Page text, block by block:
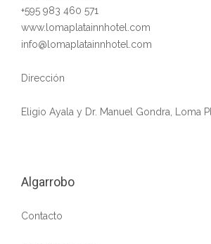
+595 983 460 571
www.lomaplatainnhotel.com
info@lomaplatainnhotel.com
Dirección
Eligio Ayala y Dr. Manuel Gondra, Loma
Algarrobo
Contacto